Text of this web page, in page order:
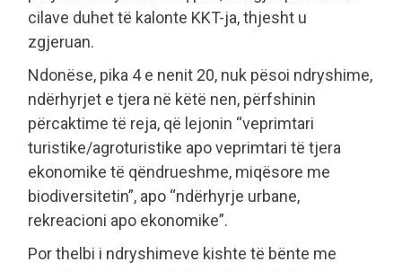
cilave duhet të kalonte KKT-ja, thjesht u
zgjeruan.
Ndonëse, pika 4 e nenit 20, nuk pësoi ndryshime,
ndërhyrjet e tjera në këtë nen, përfshinin
përcaktime të reja, që lejonin “veprimtari
turistike/agroturistike apo veprimtari të tjera
ekonomike të qëndrueshme, miqësore me
biodiversitetin”, apo “ndërhyrje urbane,
rekreacioni apo ekonomike”.
Por thelbi i ndryshimeve kishte të bënte me